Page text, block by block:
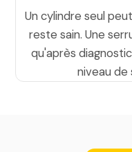
Un cylindre seul
reste sain. Une
qu'après
niveau de